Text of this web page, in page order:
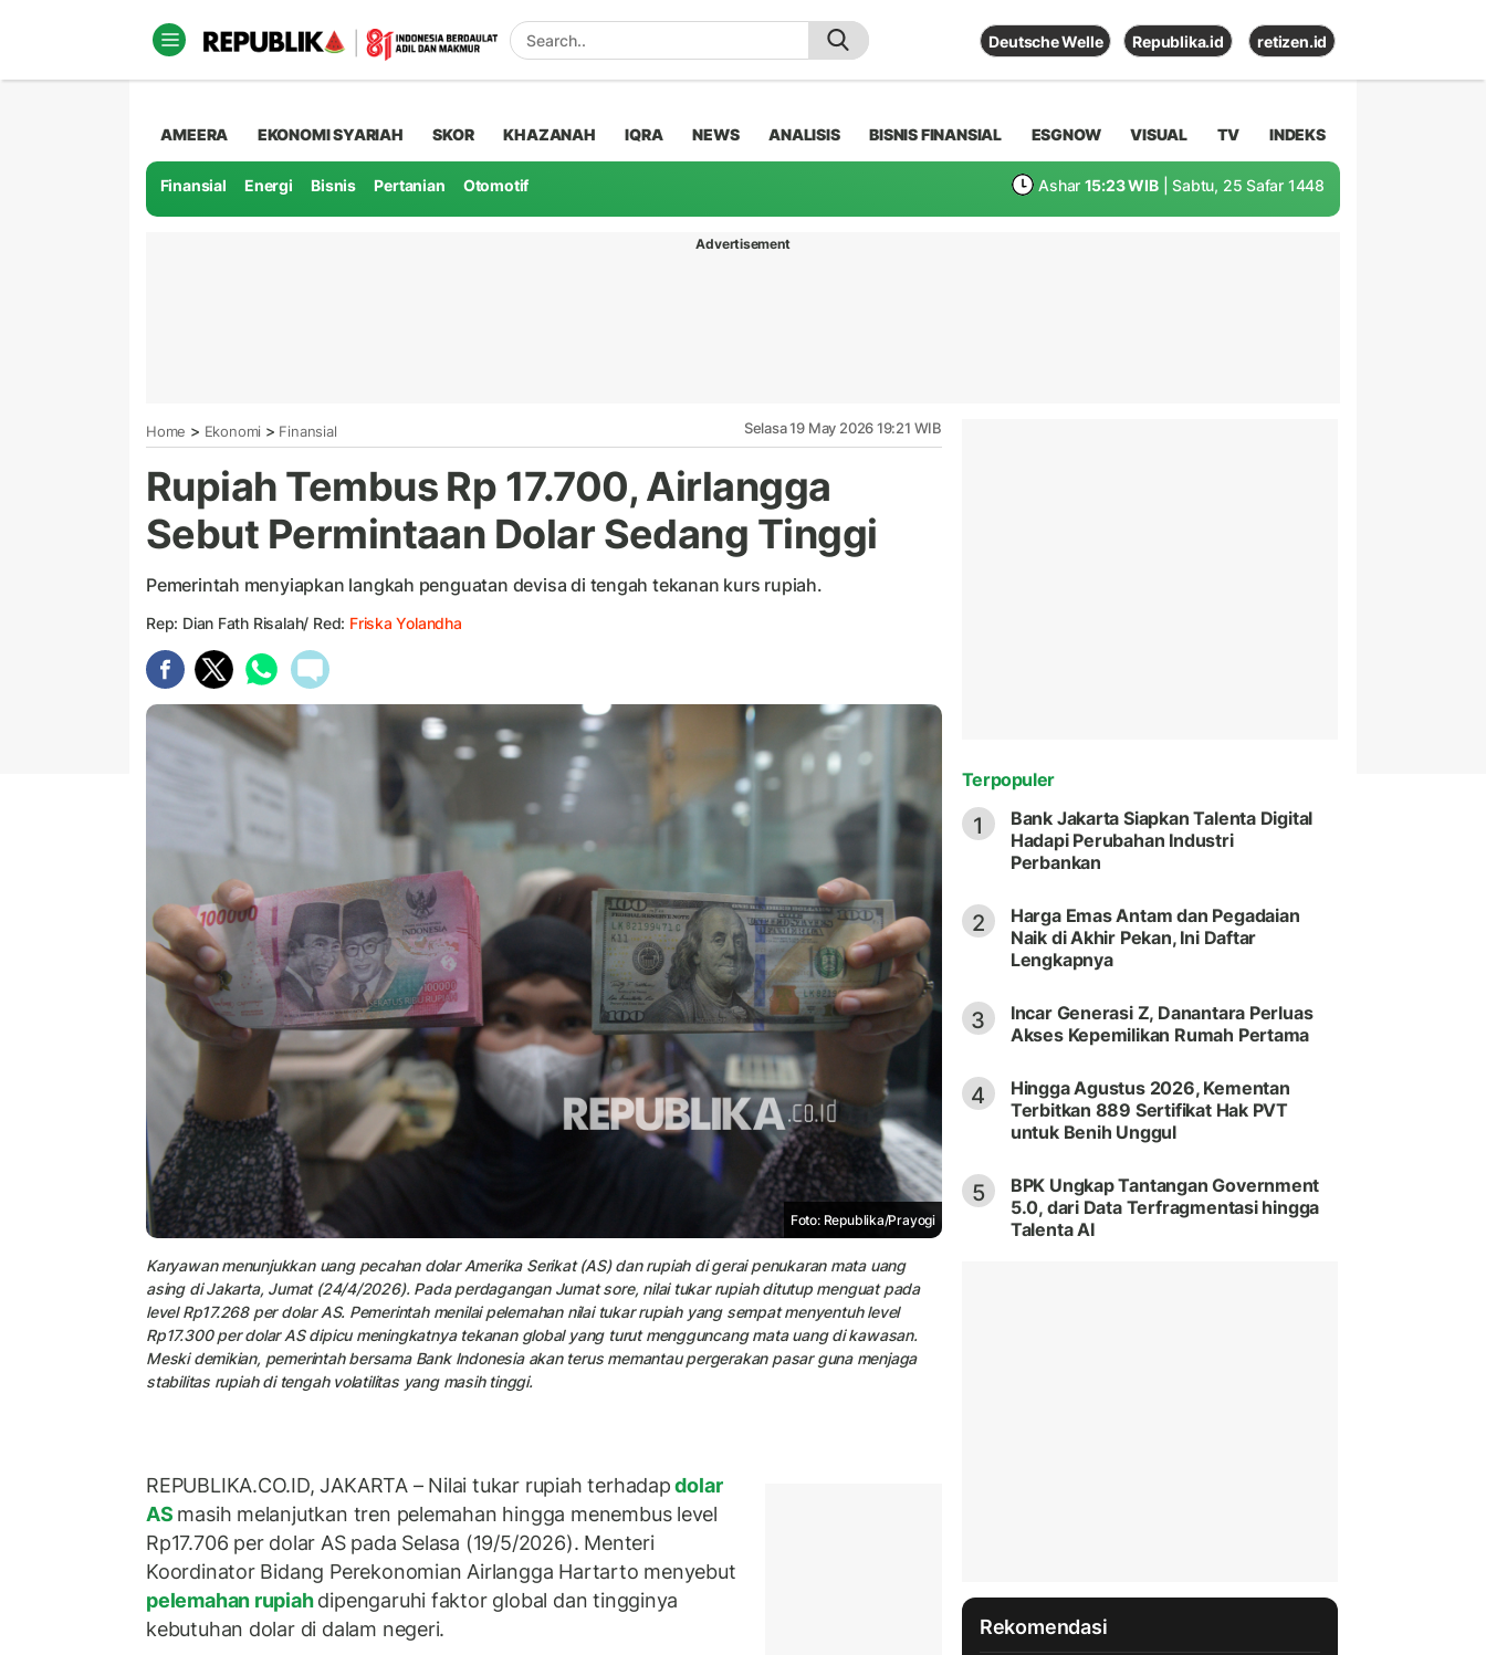
Deutsche Welle Republika.id retizen.id
AMEERA EKONOMI SYARIAH SKOR KHAZANAH IQRA NEWS ANALISIS BISNIS FINANSIAL ESGNOW VISUAL TV INDEKS
Finansial Energi Bisnis Pertanian Otomotif Ashar 15:23 WIB | Sabtu, 25 Safar 1448
Advertisement
Home > Ekonomi > Finansial Selasa 19 May 2026 19:21 WIB
Rupiah Tembus Rp 17.700, Airlangga
Sebut Permintaan Dolar Sedang Tinggi
Pemerintah menyiapkan langkah penguatan devisa di tengah tekanan kurs rupiah.
Rep: Dian Fath Risalah/ Red: Friska Yolandha
Foto: Republika/Prayogi
Karyawan menunjukkan uang pecahan dolar Amerika Serikat (AS) dan rupiah di gerai penukaran mata uang
asing di Jakarta, Jumat (24/4/2026). Pada perdagangan Jumat sore, nilai tukar rupiah ditutup menguat pada
level Rp17.268 per dolar AS. Pemerintah menilai pelemahan nilai tukar rupiah yang sempat menyentuh level
Rp17.300 per dolar AS dipicu meningkatnya tekanan global yang turut mengguncang mata uang di kawasan.
Meski demikian, pemerintah bersama Bank Indonesia akan terus memantau pergerakan pasar guna menjaga
stabilitas rupiah di tengah volatilitas yang masih tinggi.
REPUBLIKA.CO.ID, JAKARTA – Nilai tukar rupiah terhadapdolar
AS masih melanjutkan tren pelemahan hingga menembus level
Rp17.706 per dolar AS pada Selasa (19/5/2026). Menteri
Koordinator Bidang Perekonomian Airlangga Hartarto menyebut
pelemahan rupiahdipengaruhi faktor global dan tingginya
kebutuhan dolar di dalam negeri.
Terpopuler
1
Bank Jakarta Siapkan Talenta Digital
Hadapi Perubahan Industri
Perbankan
2
Harga Emas Antam dan Pegadaian
Naik di Akhir Pekan, Ini Daftar
Lengkapnya
3
Incar Generasi Z, Danantara Perluas
Akses Kepemilikan Rumah Pertama
4
Hingga Agustus 2026, Kementan
Terbitkan 889 Sertifikat Hak PVT
untuk Benih Unggul
5
BPK Ungkap Tantangan Government
5.0, dari Data Terfragmentasi hingga
Talenta AI
Rekomendasi